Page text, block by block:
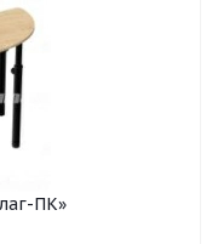
ПК»